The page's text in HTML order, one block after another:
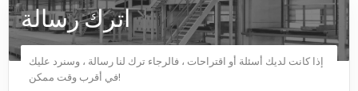
اترك رسالة
إذا كانت لديك أسئلة أو اقتراحات ، فالرجاء ترك لنا رسالة ، وسنرد عليك
في أقرب وقت ممكن!